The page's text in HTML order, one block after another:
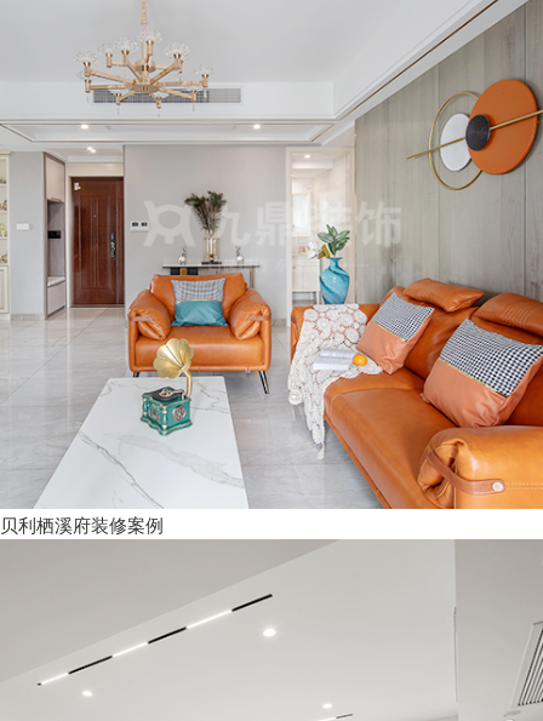
贝利栖溪府装修案例